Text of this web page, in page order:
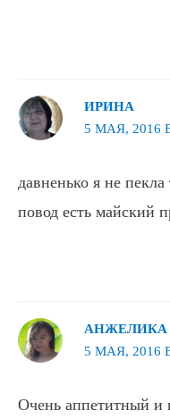
ИРИНА
5 МАЯ, 2016
давненько я не
повод есть майский
АНЖЕЛИКА
5 МАЯ, 2016
Очень аппетитный и